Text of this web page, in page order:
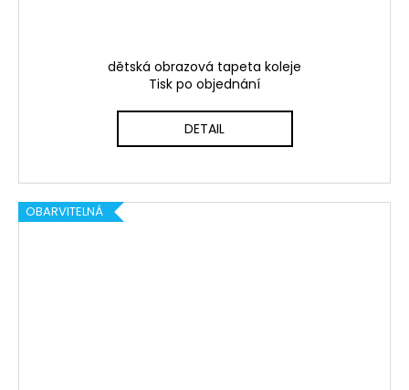
dětská obrazová tapeta koleje
Tisk po objednání
DETAIL
OBARVITELNÁ